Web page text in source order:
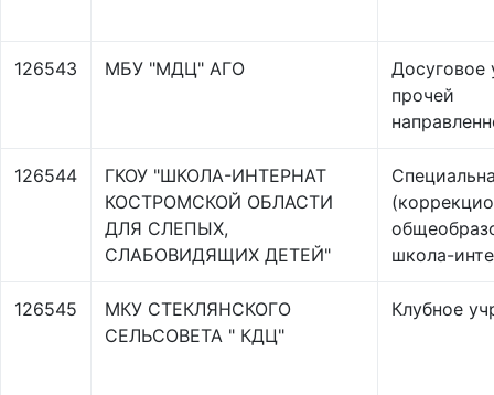
126543 МБУ "МДЦ" АГО
Досуговое
прочей
126544
ГКОУ "ШКОЛА-ИНТЕРНАТ
КОСТРОМСКОЙ ОБЛАСТИ
ДЛЯ СЛЕПЫХ,
СЛАБОВИДЯЩИХ ДЕТЕЙ"
школа-
126545
МКУ СТЕКЛЯНСКОГО
СЕЛЬСОВЕТА " КДЦ"
Клубное